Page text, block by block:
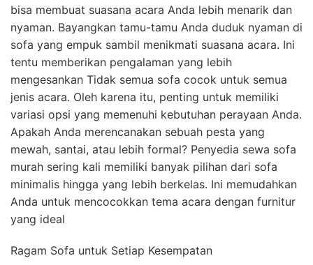
bisa membuat suasana acara Anda lebih menarik dan
nyaman. Bayangkan tamu-tamu Anda duduk nyaman di
sofa yang empuk sambil menikmati suasana acara. Ini
tentu memberikan pengalaman yang lebih
mengesankan Tidak semua sofa cocok untuk semua
jenis acara. Oleh karena itu, penting untuk memiliki
variasi opsi yang memenuhi kebutuhan perayaan Anda.
Apakah Anda merencanakan sebuah pesta yang
mewah, santai, atau lebih formal? Penyedia sewa sofa
murah sering kali memiliki banyak pilihan dari sofa
minimalis hingga yang lebih berkelas. Ini memudahkan
Anda untuk mencocokkan tema acara dengan furnitur
yang ideal
Ragam Sofa untuk Setiap Kesempatan